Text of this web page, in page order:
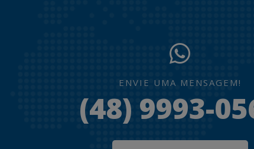
ENVIE UMA MENSAGEM!
(48) 9993-